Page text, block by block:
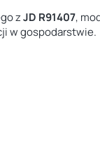
zJD R91407,
w gospodarstwie.